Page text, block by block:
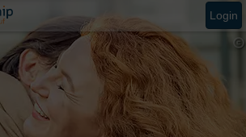
Login